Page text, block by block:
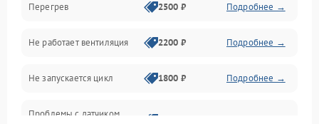
Датчики
Безопасность
Перегрев 2500 ₽ Подробнее →
Не работает вентиляция 2200 ₽ Подробнее →
Не запускается цикл 1800 ₽ Подробнее →
Проблемы с датчиком